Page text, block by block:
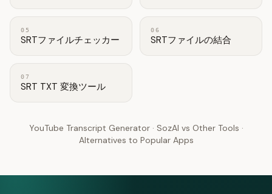
05
SRTファイルチェッカー
06
SRTファイルの結合
07
SRT TXT 変換ツール
YouTube Transcript Generator· SozAI vs Other Tools ·
Alternatives to Popular Apps